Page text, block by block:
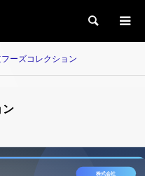
検索
ーズコレクション
ン